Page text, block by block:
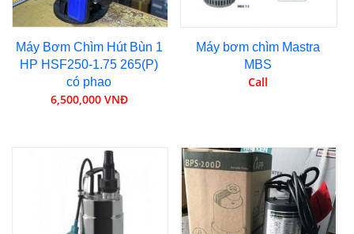
Máy Bơm Chìm Hút Bùn 1
HP HSF250-1.75 265(P)
có phao
6,500,000 VNĐ
Máy bơm chìm Mastra
MBS
Call